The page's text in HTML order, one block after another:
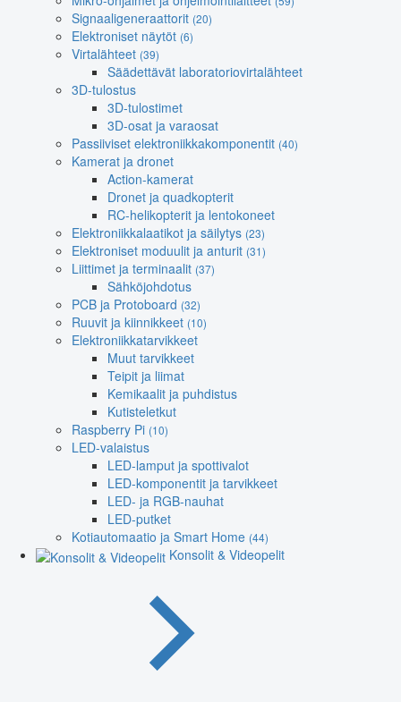
Signaaligeneraattorit (20)
Elektroniset näytöt (6)
Virtalähteet (39)
Säädettävät laboratoriovirtalähteet
3D-tulostus
3D-tulostimet
3D-osat ja varaosat
Passiiviset elektroniikkakomponentit (40)
Kamerat ja dronet
Action-kamerat
Dronet ja quadkopterit
RC-helikopterit ja lentokoneet
Elektroniikkalaatikot ja säilytys (23)
Elektroniset moduulit ja anturit (31)
Liittimet ja terminaalit (37)
Sähköjohdotus
PCB ja Protoboard (32)
Ruuvit ja kiinnikkeet (10)
Elektroniikkatarvikkeet
Muut tarvikkeet
Teipit ja liimat
Kemikaalit ja puhdistus
Kutisteletkut
Raspberry Pi (10)
LED-valaistus
LED-lamput ja spottivalot
LED-komponentit ja tarvikkeet
LED- ja RGB-nauhat
LED-putket
Kotiautomaatio ja Smart Home (44)
Konsolit & Videopelit